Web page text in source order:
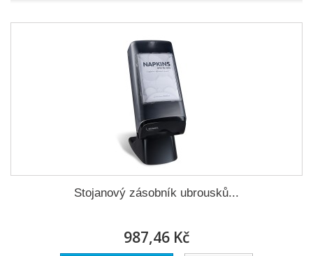
Stojanový zásobník ubrousků...
987,46 Kč